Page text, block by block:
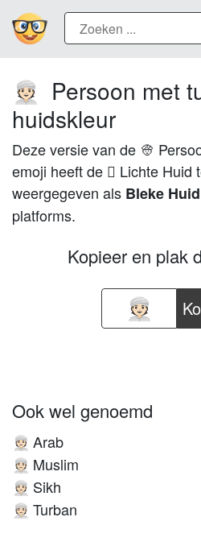
👳🏻
Persoon met
huidskleur
Deze versie van de 👳
emoji heeft de 🏻 Lichte
weergegeven als Bleke Huid
platforms.
Kopieer en plak
Ook wel genoemd
👳🏻 Arab
👳🏻 Muslim
👳🏻 Sikh
👳🏻 Turban